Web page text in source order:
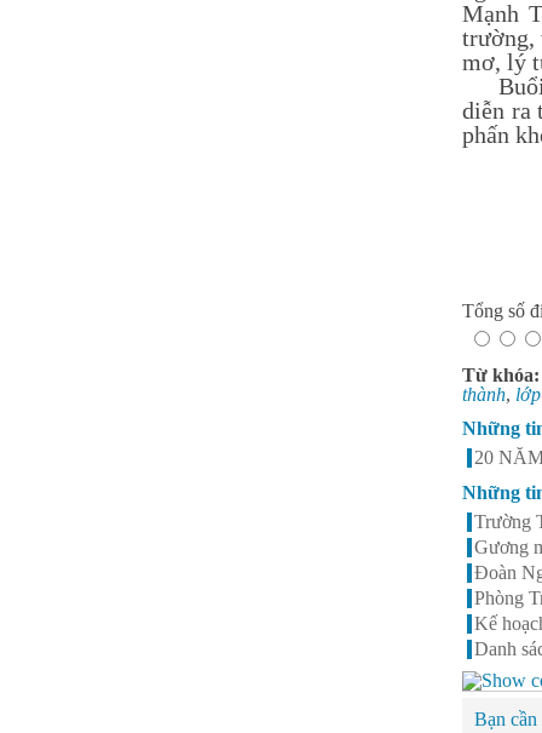
Mạnh
trường,
mơ, lý
Buổi
diễn ra
phấn
Tổng số
Từ khóa:
thành,
Những
20
Những
Trường
Gương
Đoàn
Phòng
Kế
Danh
Bạn cần